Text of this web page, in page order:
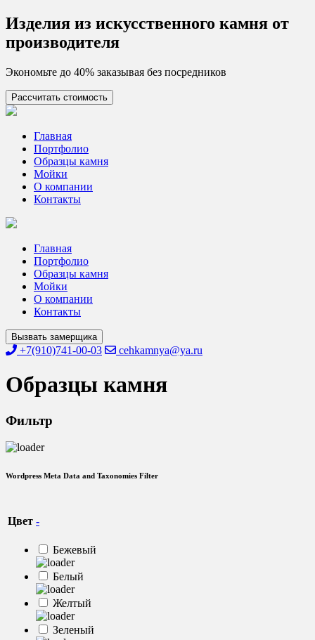
Skip
to
content
Изделия из искусcтвенного камня от
производителя
Экономьте до 40% заказывая без посредников
Рассчитать стоимость
Цех камня
Столешницы из искусственного камня
Главная
Портфолио
Образцы камня
Мойки
О компании
Контакты
Главная
Портфолио
Образцы камня
Мойки
О компании
Контакты
Вызвать замерщика
+7(910)741-00-03 cehkamnya@ya.ru
Образцы камня
Фильтр
Wordpress Meta Data and Taxonomies Filter
Цвет -
Бежевый
Белый
Желтый
Зеленый